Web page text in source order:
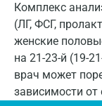
Комплекс
(ЛГ, ФСГ,
женские
на 21-23-й (19-
врач может
зависимости от
Подольск
Псков
Пушкин